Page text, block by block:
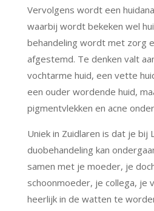
Vervolgens wordt een
waarbij wordt bekeken wel
behandeling wordt met zorg
afgestemd. Te denken valt
vochtarme huid, een vette
een ouder wordende huid,
pigmentvlekken en acne
Uniek in Zuidlaren is dat je bij
duobehandeling kan
samen met je moeder, je
schoonmoeder, je collega, je
heerlijk in de watten te